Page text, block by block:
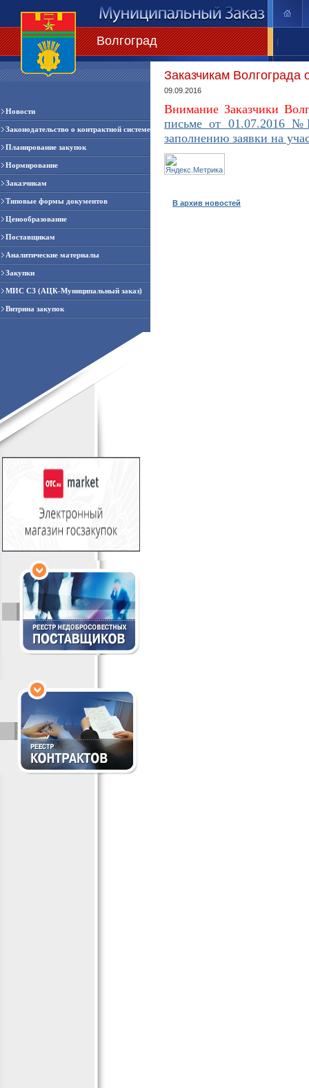
Волгоград |
Новости
Законодательство о контрактной системе
Планирование закупок
Нормирование
Заказчикам
Типовые формы документов
Ценообразование
Поставщикам
Аналитические материалы
Закупки
МИС СЗ (АЦК-Муниципальный заказ)
Витрина закупок
Заказчикам
09.09.2016
Внимание Заказчики
письме от 01.07.2016
заполнению заявки на
В архив новостей